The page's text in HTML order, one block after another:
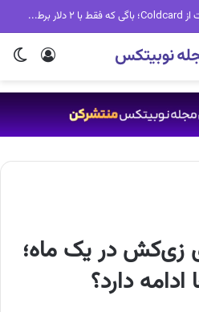
۱۵ هکر و ۱۰۰ میلیون دلار سرقت از Coldcard؛ باگی که فقط با ۲ دلار برطرف می‌شد
ورود
زی‌کش در یک ماه؛
دارد؟